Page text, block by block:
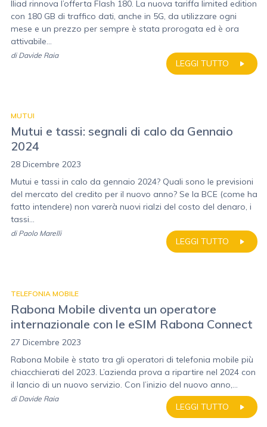
Iliad rinnova l’offerta Flash 180. La nuova tariffa limited edition
con 180 GB di traffico dati, anche in 5G, da utilizzare ogni
mese e un prezzo per sempre è stata prorogata ed è ora
attivabile...
LEGGI TUTTO
di Davide Raia
MUTUI
Mutui e tassi: segnali di calo da Gennaio
2024
28 Dicembre 2023
Mutui e tassi in calo da gennaio 2024? Quali sono le previsioni
del mercato del credito per il nuovo anno? Se la BCE (come ha
fatto intendere) non varerà nuovi rialzi del costo del denaro, i
tassi...
LEGGI TUTTO
di Paolo Marelli
TELEFONIA MOBILE
Rabona Mobile diventa un operatore
internazionale con le eSIM Rabona Connect
27 Dicembre 2023
Rabona Mobile è stato tra gli operatori di telefonia mobile più
chiacchierati del 2023. L’azienda prova a ripartire nel 2024 con
il lancio di un nuovo servizio. Con l’inizio del nuovo anno,...
LEGGI TUTTO
di Davide Raia